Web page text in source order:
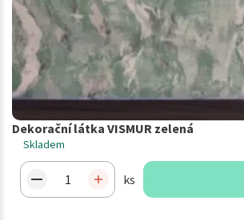
Dekorační látka VISMUR zelená
Skladem
ks